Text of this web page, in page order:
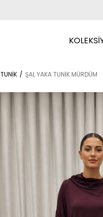
TUNİK ŞAL YAKA TUNİK MÜRDÜM